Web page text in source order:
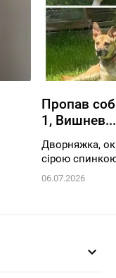
Пропав
1, Вишнев...
Дворняжка,
сірою
06.07.2026
expand_more